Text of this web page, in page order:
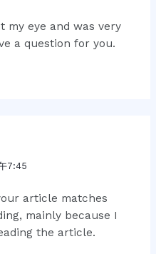
my eye and was very
a question for you.
7:45
article matches
mainly because I
the article.